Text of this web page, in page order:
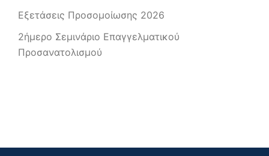
Εξετάσεις Προσομοίωσης 2026
2ήμερο Σεμινάριο Επαγγελματικού
Προσανατολισμού